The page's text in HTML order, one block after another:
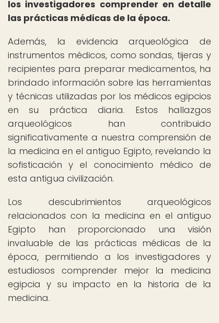
los investigadores comprender en detalle
las prácticas médicas de la época.
Además, la evidencia arqueológica de
instrumentos médicos, como sondas, tijeras y
recipientes para preparar medicamentos, ha
brindado información sobre las herramientas
y técnicas utilizadas por los médicos egipcios
en su práctica diaria. Estos hallazgos
arqueológicos han contribuido
significativamente a nuestra comprensión de
la medicina en el antiguo Egipto, revelando la
sofisticación y el conocimiento médico de
esta antigua civilización.
Los descubrimientos arqueológicos
relacionados con la medicina en el antiguo
Egipto han proporcionado una visión
invaluable de las prácticas médicas de la
época, permitiendo a los investigadores y
estudiosos comprender mejor la medicina
egipcia y su impacto en la historia de la
medicina.